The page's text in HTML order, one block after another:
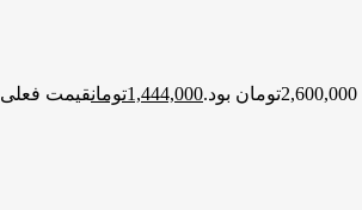
1,444,000تومانقیمت فعلی 1,444,000تومان است.